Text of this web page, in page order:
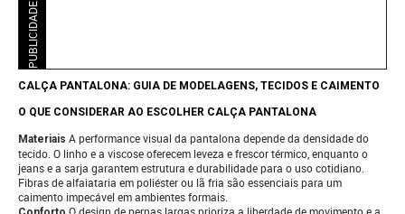
PUBLICIDADE
CALÇA PANTALONA: GUIA DE MODELAGENS, TECIDOS E CAIMENTO
O QUE CONSIDERAR AO ESCOLHER CALÇA PANTALONA
Materiais A performance visual da pantalona depende da densidade do
tecido. O linho e a viscose oferecem leveza e frescor térmico, enquanto o
jeans e a sarja garantem estrutura e durabilidade para o uso cotidiano.
Fibras de alfaiataria em poliéster ou lã fria são essenciais para um
caimento impecável em ambientes formais.